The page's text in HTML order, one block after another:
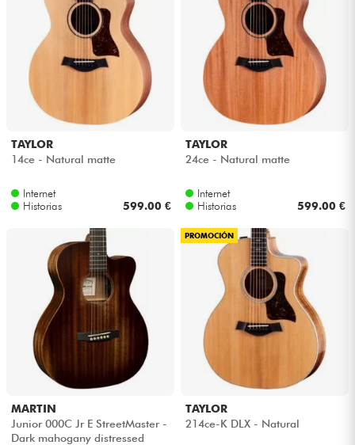
TAYLOR
14ce - Natural matte
Internet
Historias
599.00 €
TAYLOR
24ce - Natural matte
Internet
Historias
599.00 €
MARTIN
Junior 000C Jr E StreetMaster -
Dark mahogany distressed
PROMOCIÓN
TAYLOR
214ce-K DLX - Natural